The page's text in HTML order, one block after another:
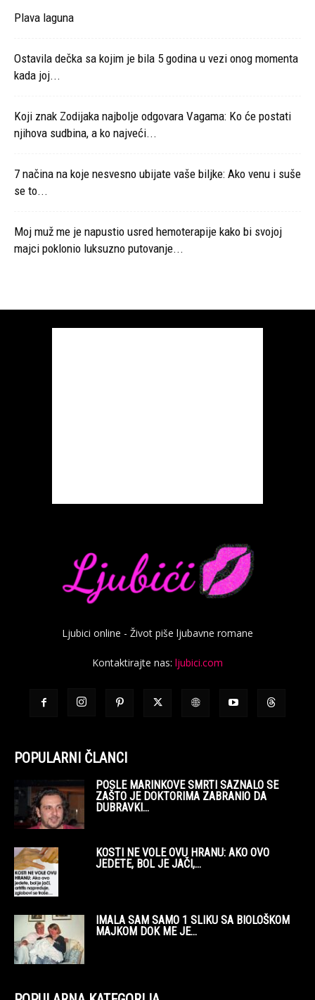
Plava laguna
Ostavila dečka sa kojim je bila 5 godina u vezi onog momenta
kada joj...
Koji znak Zodijaka najbolje odgovara Vagama: Ko će postati
njihova sudbina, a ko najveći...
7 načina na koje nesvesno ubijate vaše biljke: Ako venu i suše
se to...
Moj muž me je napustio usred hemoterapije kako bi svojoj
majci poklonio luksuzno putovanje...
Ljubici online - Život piše ljubavne romane
Kontaktirajte nas: ljubici.com
POPULARNI ČLANCI
POSLE MARINKOVE SMRTI SAZNALO SE
ZAŠTO JE DOKTORIMA ZABRANIO DA
DUBRAVKI...
KOSTI NE VOLE OVU HRANU: AKO OVO
JEDETE, BOL JE JAČI,...
IMALA SAM SAMO 1 SLIKU SA BIOLOŠKOM
MAJKOM DOK ME JE...